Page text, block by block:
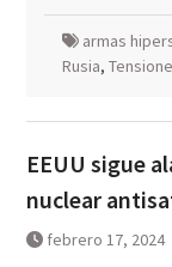
armas
Rusia,
EEUU sigue
nuclear
febrero 17, 2024